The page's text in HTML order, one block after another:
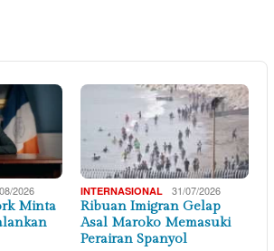
2026
Minta
INTERNASIONAL 31/07/2026
Ribuan Imigran Gelap
Asal Maroko Memasuki
Perairan Spanyol